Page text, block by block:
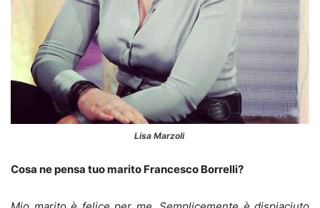
Lisa Marzoli
Cosa ne pensa tuo marito Francesco Borrelli?